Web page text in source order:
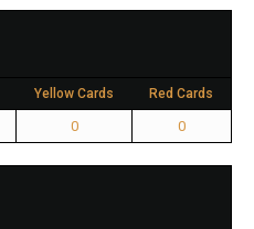
Yellow Cards Red Cards
0 0